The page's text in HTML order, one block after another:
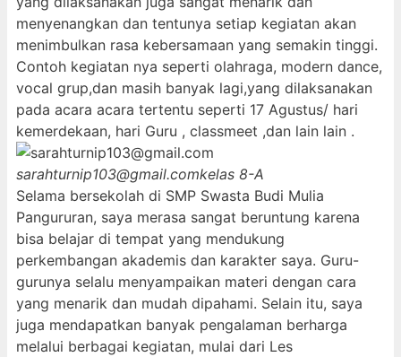
menyenangkan dan tentunya setiap kegiatan akan
menimbulkan rasa kebersamaan yang semakin tinggi.
Contoh kegiatan nya seperti olahraga, modern dance,
vocal grup,dan masih banyak lagi,yang dilaksanakan
pada acara acara tertentu seperti 17 Agustus/ hari
kemerdekaan, hari Guru , classmeet ,dan lain lain .
sarahturnip103@gmail.comkelas 8-A
Selama bersekolah di SMP Swasta Budi Mulia
Pangururan, saya merasa sangat beruntung karena
bisa belajar di tempat yang mendukung
perkembangan akademis dan karakter saya. Guru-
gurunya selalu menyampaikan materi dengan cara
yang menarik dan mudah dipahami. Selain itu, saya
juga mendapatkan banyak pengalaman berharga
melalui berbagai kegiatan, mulai dari Les